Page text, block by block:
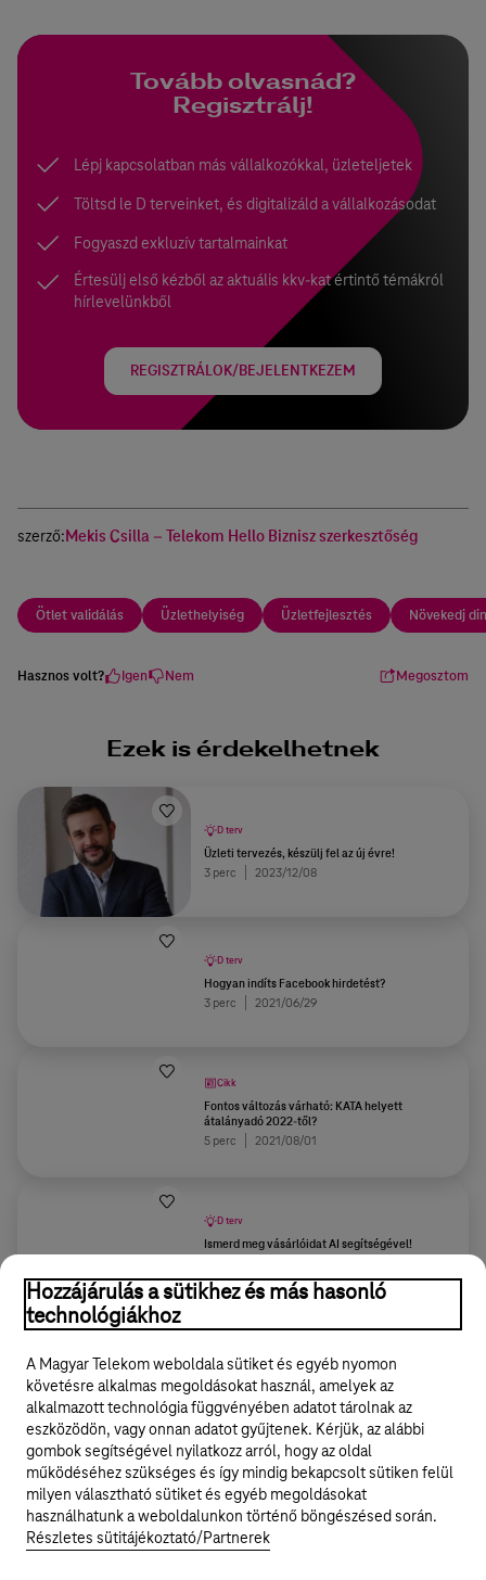
Tovább olvasnád?
Regisztrálj!
Lépj kapcsolatban más vállalkozókkal, üzleteljetek
Töltsd le D terveinket, és digitalizáld a vállalkozásodat
Fogyaszd exkluzív tartalmainkat
Értesülj első kézből az aktuális kkv-kat értintő témákról
hírlevelünkből
REGISZTRÁLOK/BEJELENTKEZEM
szerző:Mekis Csilla – Telekom Hello Biznisz szerkesztőség
Ötlet validálás Üzlethelyiség Üzletfejlesztés Növekedj
Hasznos volt? Igen Nem Megosztom
Ezek is érdekelhetnek
D terv
Üzleti tervezés, készülj fel az új évre!
3 perc
2023/12/08
D terv
Hogyan indíts Facebook hirdetést?
3 perc
2021/06/29
Cikk
Fontos változás várható: KATA helyett
átalányadó 2022-től?
5 perc
2021/08/01
D terv
Ismerd meg vásárlóidat AI segítségével!
Legyél a Hello Biznisz közösség tagja!
REGISZTRÁLOK/BELÉPEK
Hozzájárulás a sütikhez és más hasonló
technológiákhoz
A Magyar Telekom weboldala sütiket és egyéb nyomon
követésre alkalmas megoldásokat használ, amelyek az
alkalmazott technológia függvényében adatot tárolnak az
eszközödön, vagy onnan adatot gyűjtenek. Kérjük, az alábbi
gombok segítségével nyilatkozz arról, hogy az oldal
működéséhez szükséges és így mindig bekapcsolt sütiken felül
milyen választható sütiket és egyéb megoldásokat
használhatunk a weboldalunkon történő böngészésed során.
Részletes sütitájékoztató/Partnerek